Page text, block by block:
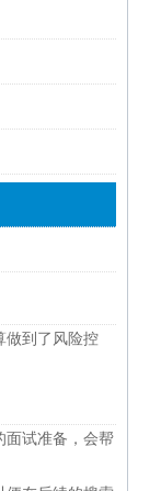
做到了风险控
面试准备，会帮